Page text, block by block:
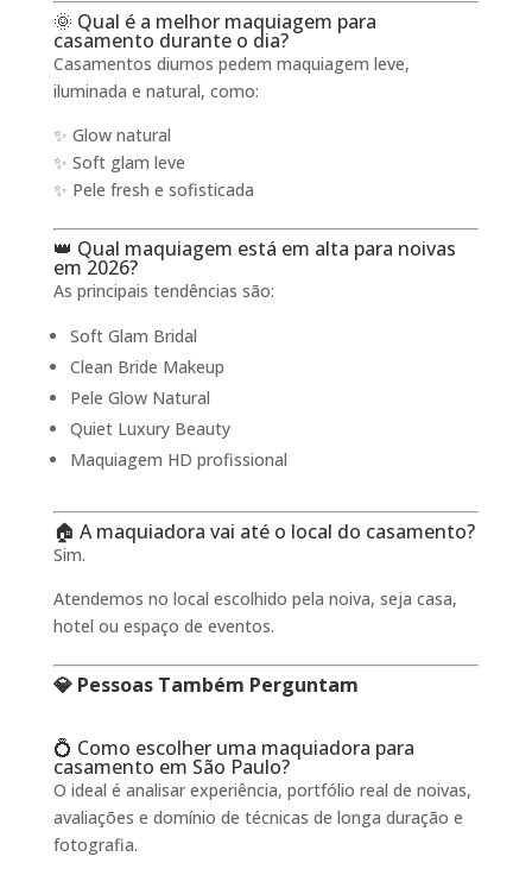
🌞 Qual é a melhor maquiagem para
casamento durante o dia?
Casamentos diurnos pedem maquiagem leve,
iluminada e natural, como:
✨ Glow natural
✨ Soft glam leve
✨ Pele fresh e sofisticada
👑 Qual maquiagem está em alta para noivas
em 2026?
As principais tendências são:
Soft Glam Bridal
Clean Bride Makeup
Pele Glow Natural
Quiet Luxury Beauty
Maquiagem HD profissional
🏠 A maquiadora vai até o local do casamento?
Sim.
Atendemos no local escolhido pela noiva, seja casa,
hotel ou espaço de eventos.
💎 Pessoas Também Perguntam
💍 Como escolher uma maquiadora para
casamento em São Paulo?
O ideal é analisar experiência, portfólio real de noivas,
avaliações e domínio de técnicas de longa duração e
fotografia.